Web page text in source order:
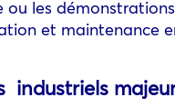
les
et maintenance
industriels